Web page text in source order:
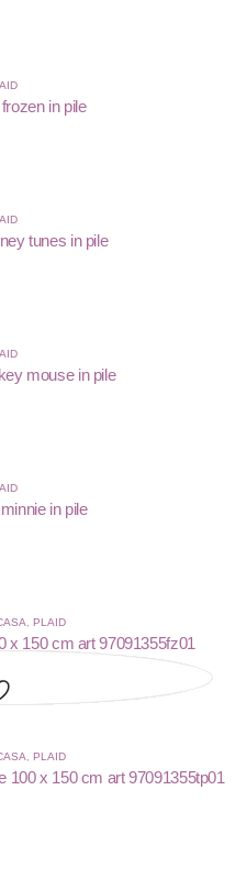
in pile
tunes in pile
mouse in pile
in pile
PLAID
x 150 cm art 97091355fz01
PLAID
100 x 150 cm art 97091355tp01